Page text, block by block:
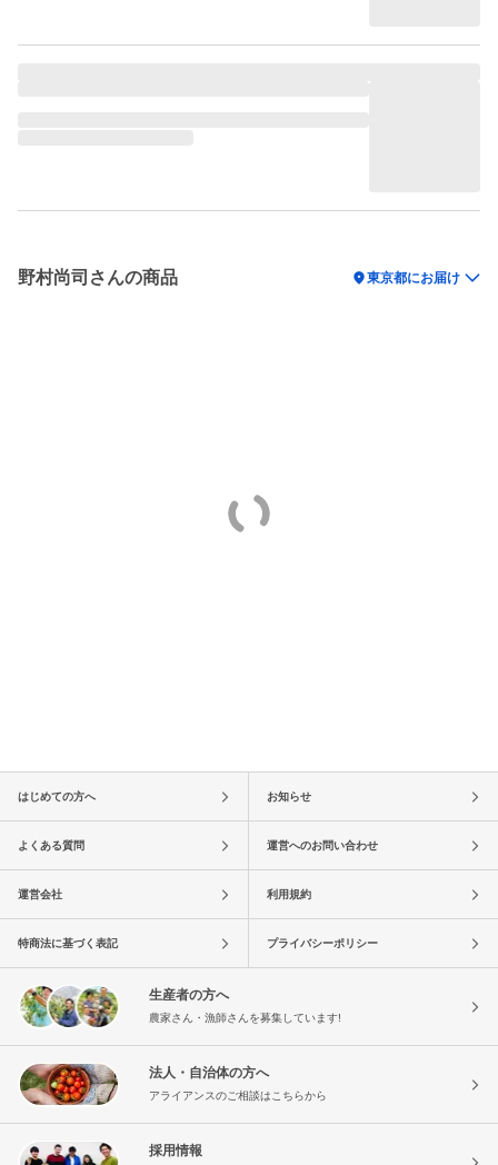
野村尚司さんの商品 location_on東京都にお届け
はじめての方へ お知らせ
よくある質問 運営へのお問い合わせ
運営会社 利用規約
特商法に基づく表記 プライバシーポリシー
生産者の方へ
農家さん・漁師さんを募集しています!
法人・自治体の方へ
アライアンスのご相談はこちらから
採用情報